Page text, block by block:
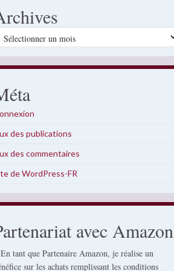
des publications
des commentaires
de WordPress-FR
avec Amazon
tant que Partenaire Amazon, je réalise un
sur les achats remplissant les conditions